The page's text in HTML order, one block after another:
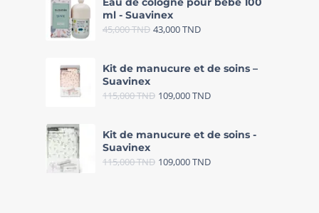
ml - Suavinex
45,000TND 43,000TND
Kit de manucure et de soins –
Suavinex
115,000TND 109,000TND
Kit de manucure et de soins -
Suavinex
115,000TND 109,000TND